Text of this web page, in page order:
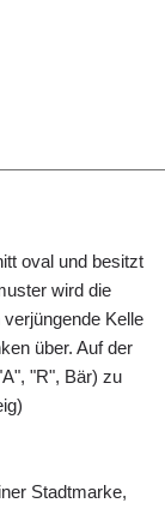
oval und besitzt
wird die
Kelle
über. Auf der
"R", Bär) zu
Stadtmarke,